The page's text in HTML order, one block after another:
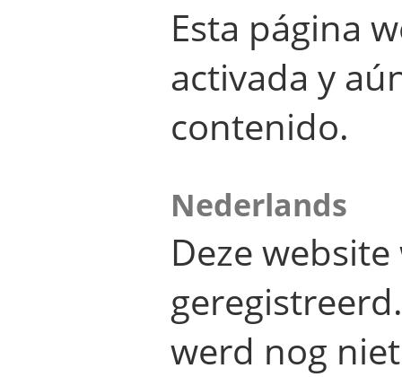
Esta página
activada y
contenido.
Nederlands
Deze
werd nog